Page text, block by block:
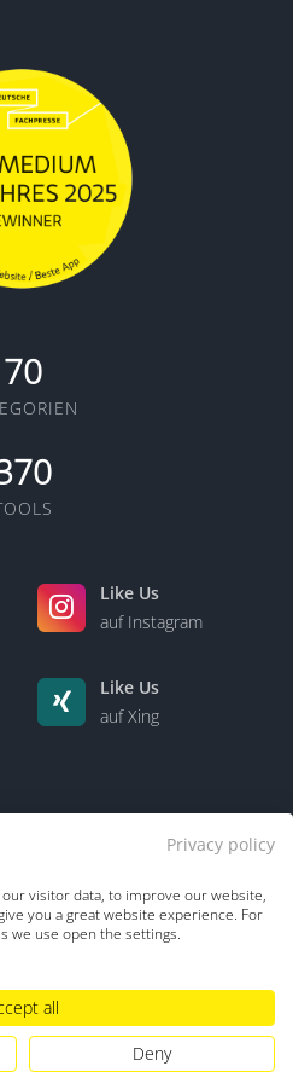
70
Like Us
auf Instagram
Like Us
auf Xing
Kontakt Über uns
Umgang mit KI
Privacy policy
visitor data, to improve our website,
you a great website experience. For
we use open the settings.
all
Deny